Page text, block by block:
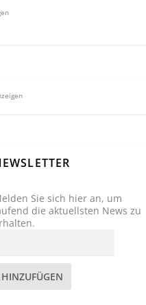
Sie sich hier an, um
die aktuellsten News zu
HINZUFÜGEN